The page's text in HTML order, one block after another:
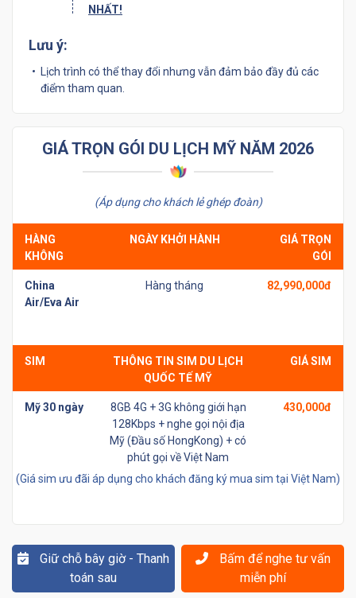
NHẤT!
Lưu ý:
Lịch trình có thể thay đổi nhưng vẫn đảm bảo đầy đủ các
điểm tham quan.
GIÁ TRỌN GÓI DU LỊCH MỸ NĂM 2026
(Áp dụng cho khách lẻ ghép đoàn)
HÀNG
KHÔNG
NGÀY KHỞI HÀNH
GIÁ TRỌN
GÓI
China
Air/Eva Air
Hàng tháng 82,990,000đ
SIM
THÔNG TIN SIM DU LỊCH
QUỐC TẾ MỸ
GIÁ SIM
Mỹ 30 ngày
8GB 4G + 3G không giới hạn
128Kbps + nghe gọi nội địa
Mỹ (Đầu số HongKong) + có
phút gọi về Việt Nam
430,000đ
(Giá sim ưu đãi áp dụng cho khách đăng ký mua sim tại Việt Nam)
Giữ chỗ bây giờ - Thanh
toán sau
Bấm để nghe tư vấn
miễn phí